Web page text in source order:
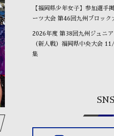
OBが進路報告に来ました⚽
24
【福岡県少年女子】参加選手
ーツ大会 第46回九州ブロック
2026年度 第38回九州ジュニ
（新人戦）福岡県中央大会
集
SNS